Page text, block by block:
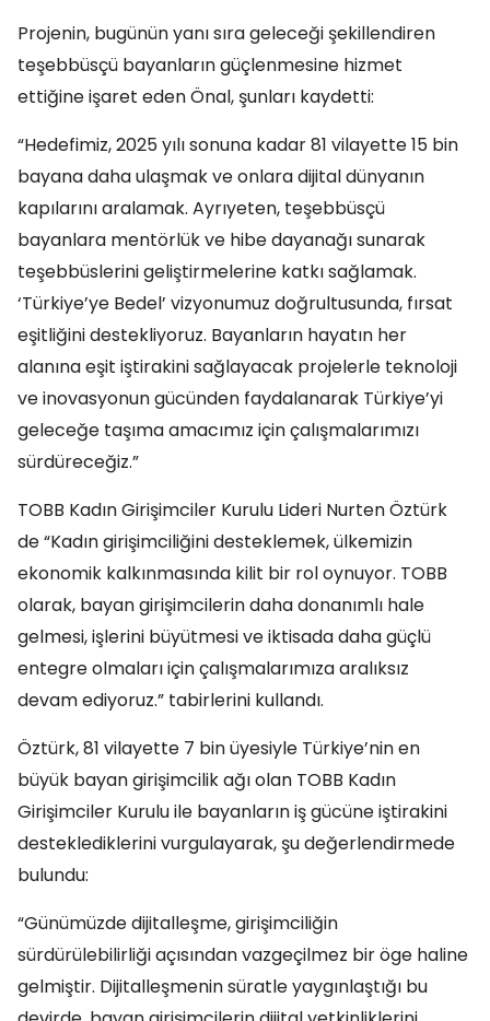
Projenin, bugünün yanı sıra geleceği şekillendiren
teşebbüsçü bayanların güçlenmesine hizmet
ettiğine işaret eden Önal, şunları kaydetti:
“Hedefimiz, 2025 yılı sonuna kadar 81 vilayette 15 bin
bayana daha ulaşmak ve onlara dijital dünyanın
kapılarını aralamak. Ayrıyeten, teşebbüsçü
bayanlara mentörlük ve hibe dayanağı sunarak
teşebbüslerini geliştirmelerine katkı sağlamak.
‘Türkiye’ye Bedel’ vizyonumuz doğrultusunda, fırsat
eşitliğini destekliyoruz. Bayanların hayatın her
alanına eşit iştirakini sağlayacak projelerle teknoloji
ve inovasyonun gücünden faydalanarak Türkiye’yi
geleceğe taşıma amacımız için çalışmalarımızı
sürdüreceğiz.”
TOBB Kadın Girişimciler Kurulu Lideri Nurten Öztürk
de “Kadın girişimciliğini desteklemek, ülkemizin
ekonomik kalkınmasında kilit bir rol oynuyor. TOBB
olarak, bayan girişimcilerin daha donanımlı hale
gelmesi, işlerini büyütmesi ve iktisada daha güçlü
entegre olmaları için çalışmalarımıza aralıksız
devam ediyoruz.” tabirlerini kullandı.
Öztürk, 81 vilayette 7 bin üyesiyle Türkiye’nin en
büyük bayan girişimcilik ağı olan TOBB Kadın
Girişimciler Kurulu ile bayanların iş gücüne iştirakini
desteklediklerini vurgulayarak, şu değerlendirmede
bulundu:
“Günümüzde dijitalleşme, girişimciliğin
sürdürülebilirliği açısından vazgeçilmez bir öge haline
gelmiştir. Dijitalleşmenin süratle yaygınlaştığı bu